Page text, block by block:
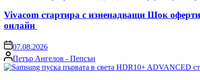
Vivacom стартира с изненадващи Шок оферти
онлайн
on07.08.2026
Posted
by
Петър Ангелов - Пепсън